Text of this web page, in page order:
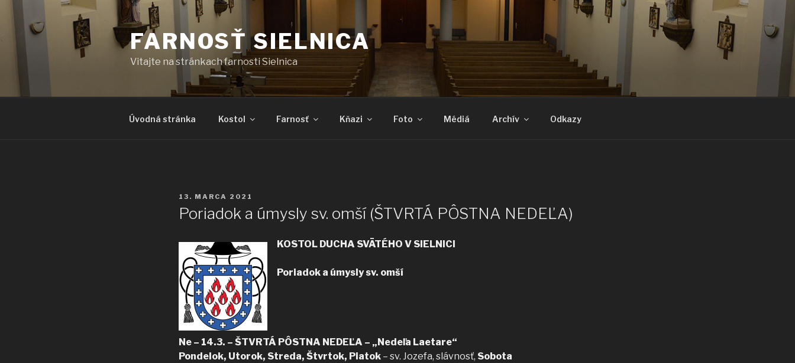
Prejsť
FARNOSŤ SIELNICA
Vitajte na stránkach farnosti Sielnica
Úvodná stránka Kostol Farnosť Kňazi Foto Médiá Archív Odkazy
PUBLIKOVANÉ
13. MARCA 2021
Poriadok a úmysly sv. omší (ŠTVRTÁ PÔSTNA NEDEĽA)
KOSTOL DUCHA SVÄTÉHO V SIELNICI
Poriadok a úmysly sv. omší
Ne – 14.3. – ŠTVRTÁ PÔSTNA NEDEĽA – „Nedeľa Laetare“
Pondelok, Utorok, Streda, Štvrtok, Piatok – sv. Jozefa, slávnosť, Sobota